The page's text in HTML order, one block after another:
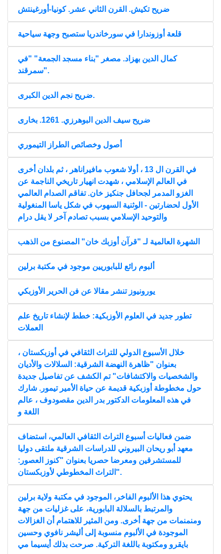
ضريح تكيش. القرن الثاني عشر. كونيا-أورغينتش
قلعة أوزوندارا في سورخاندريا ستصبح وجهة سياحية
كمال الدين بهزاد. مصغر "بناء مسجد الجمعة" "في
سمرقند".
ضريح نجم الدين الكبرى.
ضريح سيف الدين البوهرزي. 1261. بخارى
أصول وخصائص الطراز التيموري
في القرن ال 13 ، أولا شعوب مافيراناهر ، ثم بلدان أخرى
في العالم الإسلامي ، شهدت انهيار تاريخي الناجمة عن
الغزو المدمر لجحافل جنكيز خان. تفاقم الصدام العالمي
الأول لحضارتين - الوثنية السهوب في شكل ياسا المنغولية
والتوحيد الإسلامي بسبب تصادم آخر لا يقل درام
الشهرة العالمية لـ "قرآن أوزبك خان" المصنوع من الذهب
ألبوم رائع للبابوريين موجود في مكتبة برلين
يورونيوز تنشر مقالا عن فن الحرير الأوزبكي
تطور جديد في العلوم الأوزبكية: خطط لإنشاء تاريخ علم
العملات
خلال الأسبوع الدولي للتراث الثقافي في أوزبكستان ،
بعنوان "ظاهرة النهضة الشرقية: السلالات والأديان
والشخصيات والاكتشافات" تم الكشف عن تفاصيل جديدة
حول مخطوطة أوزبكية قديمة عن حياة الأمير تيمور. شارك
في هذه المعلومات الدكتور بدر الدين مقصودوف ، عالم
اللغة و
ضمن فعاليات أسبوع التراث الثقافي العالمي، استضاف
معهد أبو ريحان البيروني للدراسات الشرقية ملتقى دوليا
للمستشرقين ومعرضا حصريا بعنوان "كنوز العصور:
التراث المخطوطي لأوزبكستان".
يحتوي هذا الألبوم الفاخر، الموجود في مكتبة ولاية برلين
والمرتبط بالسلالة البابورية، على غزليات من جهة
ومنمنمات من جهة أخرى. ومن المثير للاهتمام أن الغزالات
الموجودة في الألبوم منسوبة إلى أليشر نافوي وحسين
بايقرو ومكتوبة باللغة التركية. صرحت بذلك أيسيما مي